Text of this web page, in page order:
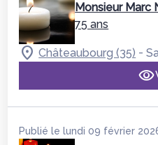
Monsieur Marc
75 ans
Châteaubourg (35) -
Publié le lundi 09 février